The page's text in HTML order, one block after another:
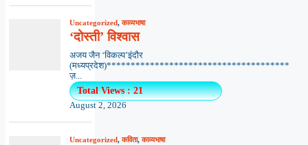
Uncategorized,काव्यभाषा
‘दोस्ती’ विश्वास
अजय जैन ‘विकल्प’इंदौर
(मध्यप्रदेश)**************************************
ज़...
Total Views : 21
August 2, 2026
Uncategorized,कविता,काव्यभाषा